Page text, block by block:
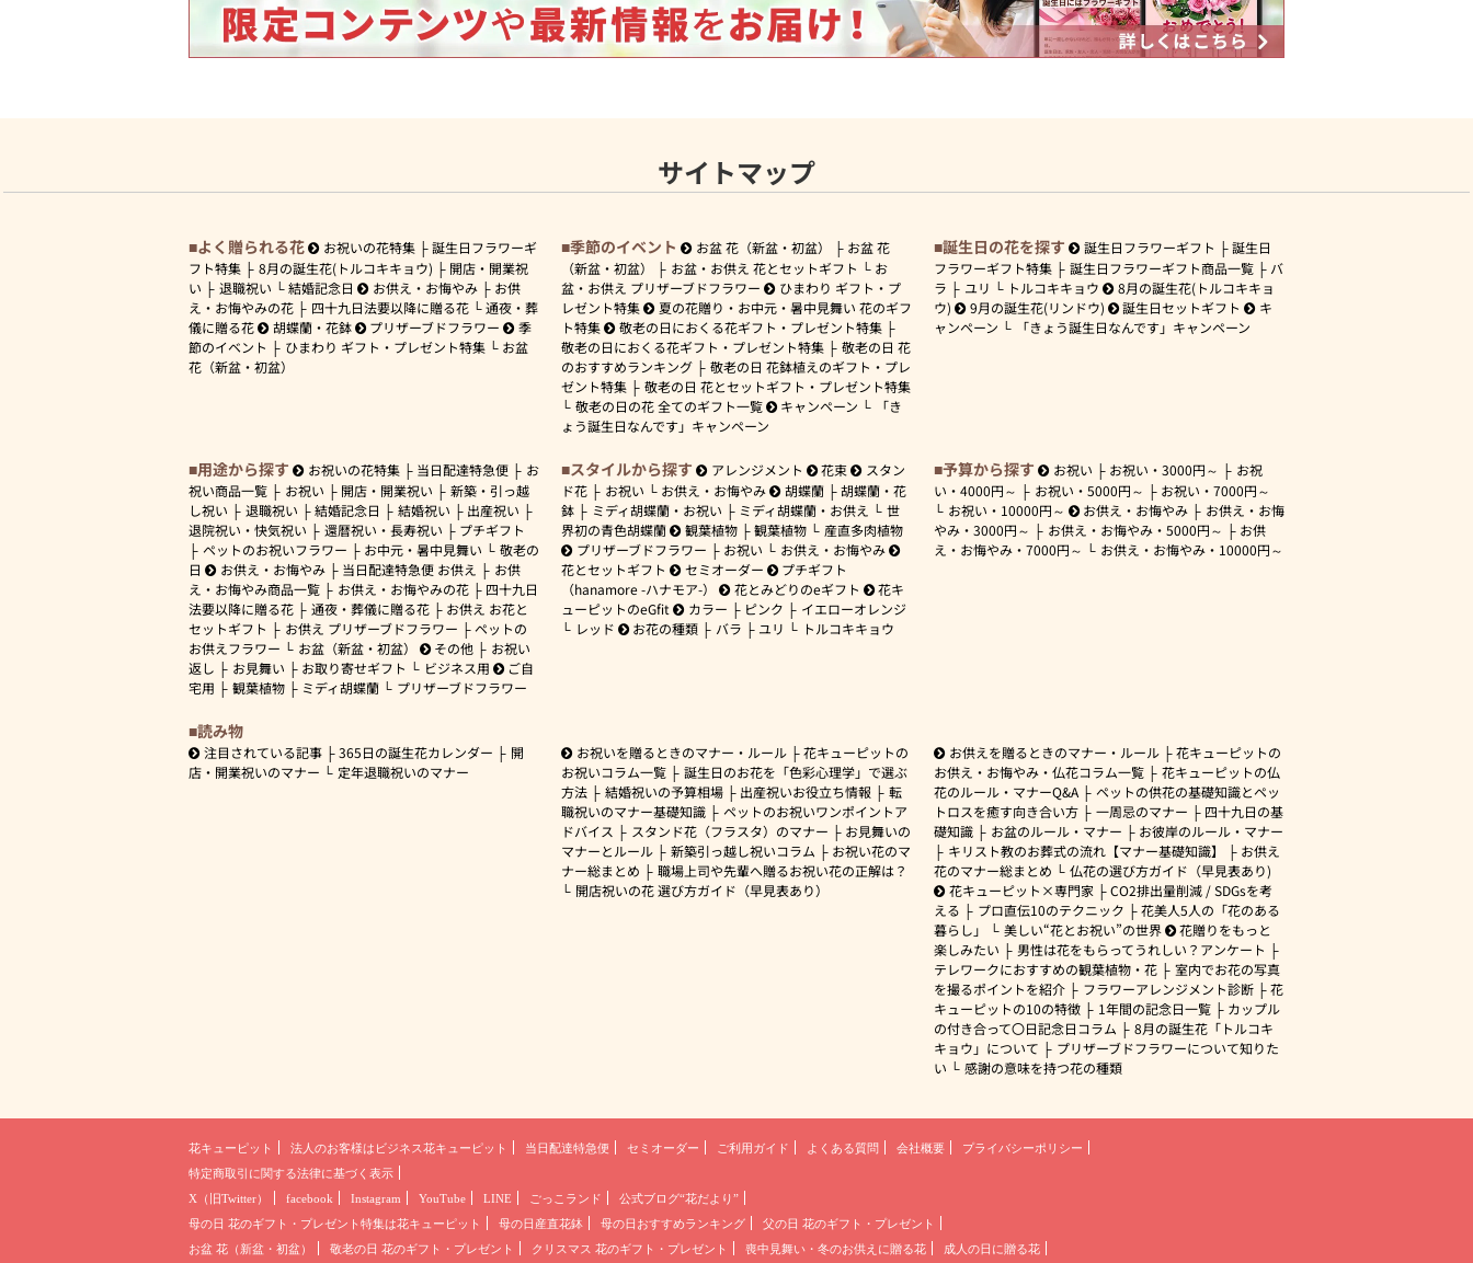
サイトマップ
よく贈られる花 お祝いの花特集
誕生日フラワーギ
フト特集
8月の誕生花(トルコキキョウ)
開店・開業祝
い
退職祝い 結婚記念日 お供え・お悔やみ
お供
え・お悔やみの花
四十九日法要以降に贈る花
通夜・葬
儀に贈る花
胡蝶蘭・花鉢 プリザーブドフラワー
季
節のイベント
ひまわり ギフト・プレゼント特集
お盆
花（新盆・初盆）
季節のイベント お盆 花（新盆・初盆）
お盆 花
（新盆・初盆）
お盆・お供え 花とセットギフト
お
盆・お供え プリザーブドフラワー
ひまわり ギフト・プ
レゼント特集
夏の花贈り・お中元・暑中見舞い 花のギフ
ト特集
敬老の日におくる花ギフト・プレゼント特集
敬老の日におくる花ギフト・プレゼント特集
敬老の日 花
のおすすめランキング
敬老の日 花鉢植えのギフト・プレ
ゼント特集
敬老の日 花とセットギフト・プレゼント特集
敬老の日の花 全てのギフト一覧
キャンペーン
「き
ょう誕生日なんです」キャンペーン
誕生日の花を探す 誕生日フラワーギフト
誕生日
フラワーギフト特集
誕生日フラワーギフト商品一覧
バ
ラ
ユリ トルコキキョウ
8月の誕生花(トルコキキョ
ウ)
9月の誕生花(リンドウ) 誕生日セットギフト
キ
ャンペーン
「きょう誕生日なんです」キャンペーン
用途から探す お祝いの花特集 当日配達特急便
お
祝い商品一覧
お祝い 開店・開業祝い
新築・引っ越
し祝い
退職祝い 結婚記念日 結婚祝い
出産祝い
退院祝い・快気祝い
還暦祝い・長寿祝い
プチギフト
ペットのお祝いフラワー
お中元・暑中見舞い
敬老の
日
お供え・お悔やみ 当日配達特急便 お供え
お供
え・お悔やみ商品一覧
お供え・お悔やみの花
四十九日
法要以降に贈る花
通夜・葬儀に贈る花
お供え お花と
セットギフト
お供え プリザーブドフラワー
ペットの
お供えフラワー
お盆（新盆・初盆） その他
お祝い
返し
お見舞い お取り寄せギフト ビジネス用
ご自
宅用
観葉植物 ミディ胡蝶蘭 プリザーブドフラワー
スタイルから探す アレンジメント 花束
スタン
ド花
お祝い お供え・お悔やみ 胡蝶蘭
胡蝶蘭・花
鉢
ミディ胡蝶蘭・お祝い ミディ胡蝶蘭・お供え
世
界初の青色胡蝶蘭
観葉植物 観葉植物
産直多肉植物
プリザーブドフラワー
お祝い
お供え・お悔やみ
花とセットギフト
セミオーダー
プチギフト
（hanamore -ハナモア-）
花とみどりのeギフト
花キ
ューピットのeGfit
カラー ピンク
イエローオレンジ
レッド
お花の種類 バラ ユリ トルコキキョウ
予算から探す お祝い お祝い・3000円～
お祝
い・ 4000円～ お祝い・ 5000円～ お祝い・7000円～
お祝い・ 10000円～ お供え・お悔やみ
お供え・お悔
やみ・ 3000円～ お供え・お悔やみ・ 5000円～
お供
え・お悔やみ・ 7000円～ お供え・お悔やみ・ 10000円～
読み物
注目されている記事 365日の誕生花カレンダー
開
店・開業祝いのマナー
定年退職祝いのマナー
お祝いを贈るときのマナー・ルール
花キューピットの
お祝いコラム一覧
誕生日のお花を「色彩心理学」で選ぶ
方法
結婚祝いの予算相場 出産祝いお役立ち情報
転
職祝いのマナー基礎知識
ペットのお祝いワンポイントア
ドバイス
スタンド花（フラスタ）のマナー
お見舞いの
マナーとルール
新築引っ越し祝いコラム
お祝い花のマ
ナー総まとめ
職場上司や先輩へ贈るお祝い花の正解は？
開店祝いの花 選び方ガイド（早見表あり）
お供えを贈るときのマナー・ルール
花キューピットの
お供え・お悔やみ・仏花コラム一覧
花キューピットの仏
花のルール・マナーQ&A
ペットの供花の基礎知識とペッ
トロスを癒す向き合い方
一周忌のマナー
四十九日の基
礎知識
お盆のルール・マナー
お彼岸のルール・マナー
キリスト教のお葬式の流れ【マナー基礎知識】
お供え
花のマナー総まとめ
仏花の選び方ガイド（早見表あり)
花キューピット×専門家
CO2排出量削減 / SDGsを考
える
プロ直伝10のテクニック
花美人5人の「花のある
暮らし」
美しい“花とお祝い”の世界
花贈りをもっと
楽しみたい
男性は花をもらってうれしい？アンケート
テレワークにおすすめの観葉植物・花
室内でお花の写真
を撮るポイントを紹介
フラワーアレンジメント診断
花
キューピットの10の特徴
1年間の記念日一覧
カップル
の付き合って〇日記念日コラム
8月の誕生花「トルコキ
キョウ」について
プリザーブドフラワーについて知りた
い
感謝の意味を持つ花の種類
花キューピット 法人のお客様は ビジネス花キューピット 当日配達特急便 セミオーダー ご利用ガイド よくある質問 会社概要
プライバシーポリシー
特定商取引に関する法律に基づく表示
X（旧Twitter）
facebook Instagram YouTube LINE ごっこランド
公式ブログ“花だより”
母の日 花のギフト・プレゼント 特集は花キューピット 母の日産直花鉢 母の日おすすめランキング
父の日 花のギフト・プレゼント
お盆 花（新盆・初盆）
敬老の日 花のギフト・プレゼント クリスマス 花のギフト・プレゼント 喪中見舞い・冬のお供えに贈る花 成人の日に贈る花